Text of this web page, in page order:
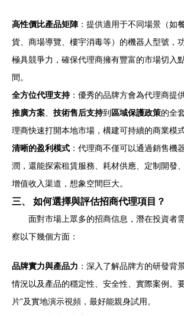
高性價比產品矩陣：提供適用于不同場景（如
貨、商場導覽、樓宇消毒等）的機器人型號，
極具競爭力，確保代理商擁有豐富的市場切入
間。
全方位代理支持：優秀的品牌方會為代理商提
推廣方案
技術售后支持到 區域保護政策的全
理商快速打開本地市場，構建可持續的商業模式
清晰的盈利模式 ：代理商不僅可以通過銷售機
潤，還能探索租賃服務、耗材供應、定制開發
增值收入渠道，想象空間巨大。
三、 如何選擇與評估招商代理項目？
面對市場上眾多的招商信息，潛在投資者
察以下幾個方面：
品牌實力與產品力 ：深入了解品牌方的研發背
情況以及產品的穩定性、安全性、實際案例。
片”及實地演示視頻，最好能親身試用。